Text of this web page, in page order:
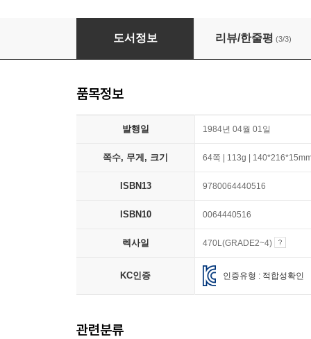
Little Bear's Friend
도서정보 리뷰/한줄평 (3/3)
품목정보
발행일 1984년 04월 01일
쪽수, 무게, 크기 64쪽 | 113g |
ISBN13 9780064440516
ISBN10 0064440516
렉사일 470L(GRADE2~4)
KC인증 인증유형 : 적합성확인
관련분류